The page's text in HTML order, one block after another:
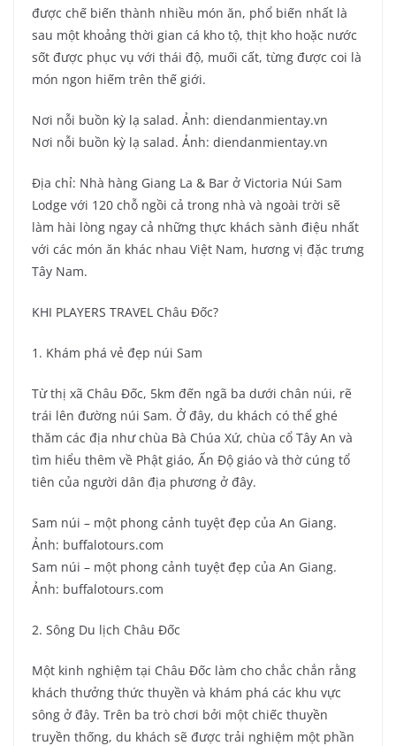
được chế biến thành nhiều món ăn, phổ biến nhất là
sau một khoảng thời gian cá kho tộ, thịt kho hoặc nước
sốt được phục vụ với thái độ, muối cất, từng được coi là
món ngon hiếm trên thế giới.
Nơi nỗi buồn kỳ lạ salad. Ảnh: diendanmientay.vn
Nơi nỗi buồn kỳ lạ salad. Ảnh: diendanmientay.vn
Địa chỉ: Nhà hàng Giang La & Bar ở Victoria Núi Sam
Lodge với 120 chỗ ngồi cả trong nhà và ngoài trời sẽ
làm hài lòng ngay cả những thực khách sành điệu nhất
với các món ăn khác nhau Việt Nam, hương vị đặc trưng
Tây Nam.
KHI PLAYERS TRAVEL Châu Đốc?
1. Khám phá vẻ đẹp núi Sam
Từ thị xã Châu Đốc, 5km đến ngã ba dưới chân núi, rẽ
trái lên đường núi Sam. Ở đây, du khách có thể ghé
thăm các địa như chùa Bà Chúa Xứ, chùa cổ Tây An và
tìm hiểu thêm về Phật giáo, Ấn Độ giáo và thờ cúng tổ
tiên của người dân địa phương ở đây.
Sam núi – một phong cảnh tuyệt đẹp của An Giang.
Ảnh: buffalotours.com
Sam núi – một phong cảnh tuyệt đẹp của An Giang.
Ảnh: buffalotours.com
2. Sông Du lịch Châu Đốc
Một kinh nghiệm tại Châu Đốc làm cho chắc chắn rằng
khách thưởng thức thuyền và khám phá các khu vực
sông ở đây. Trên ba trò chơi bởi một chiếc thuyền
truyền thống, du khách sẽ được trải nghiệm một phần